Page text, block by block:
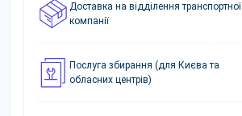
Доставка на відділення транспортної
компанії
Послуга збирання (для Києва та
обласних центрів)